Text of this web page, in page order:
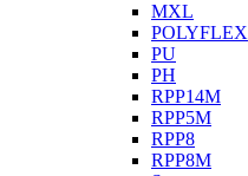
MXL
POLYFLEX
PU
PH
RPP14M
RPP5M
RPP8
RPP8M